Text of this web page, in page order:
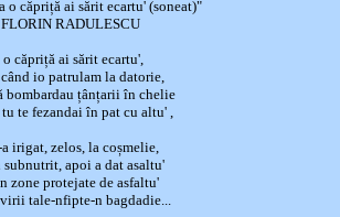
o căpriță ai sărit ecartu' (soneat)"
RADULESCU
o căpriță ai sărit ecartu',
când io patrulam la datorie,
bombardau țânțarii în chelie
tu te fezandai în pat cu altu' ,
a irigat, zelos, la coșmelie,
subnutrit, apoi a dat asaltu'
zone protejate de asfaltu'
tale-nfipte-n bagdadie...